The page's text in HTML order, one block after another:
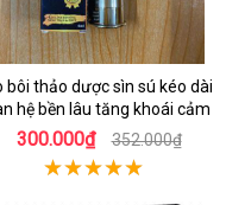
bôi thảo dược sìn sú kéo dài
hệ bền lâu tăng khoái cảm
300.000₫ 352.000₫